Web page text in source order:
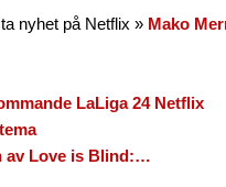
nyhet på Netflix » Mako
LaLiga 24 Netflix
av Love is Blind:…